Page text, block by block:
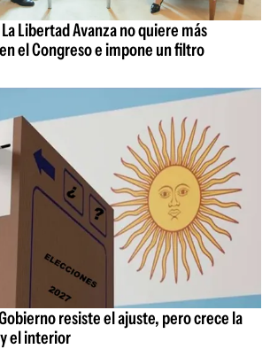
Libertad Avanza no quiere más
el Congreso e impone un filtro
resiste el ajuste, pero crece la
el interior